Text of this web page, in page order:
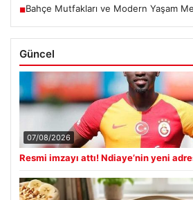
■Bahçe Mutfakları ve Modern Yaşam
Güncel
07/08/2026
Resmi imzayı attı! Ndiaye’nin yeni